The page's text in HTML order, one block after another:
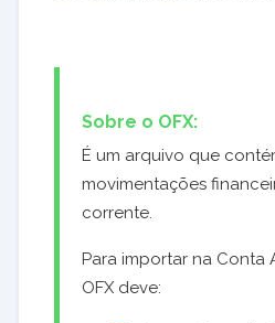
Sobre o OFX:
É um arquivo que
movimentações
corrente.
Para importar na Conta
OFX deve: